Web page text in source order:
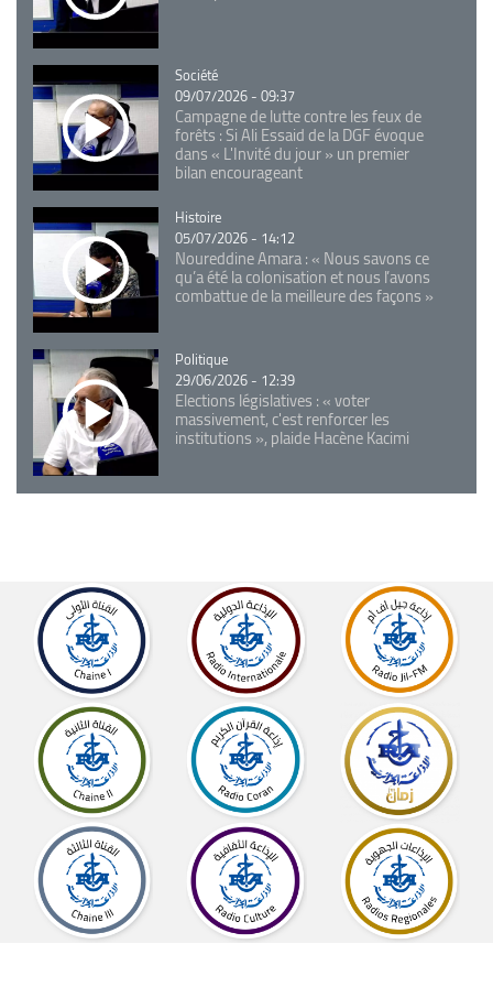
Catégorie
Société
09/07/2026 - 09:37
Campagne de lutte contre les feux de
forêts : Si Ali Essaid de la DGF évoque
dans « L'Invité du jour » un premier
bilan encourageant
Catégorie
Histoire
05/07/2026 - 14:12
Noureddine Amara : « Nous savons ce
qu’a été la colonisation et nous l’avons
combattue de la meilleure des façons »
Catégorie
Politique
29/06/2026 - 12:39
Elections législatives : « voter
massivement, c'est renforcer les
institutions », plaide Hacène Kacimi